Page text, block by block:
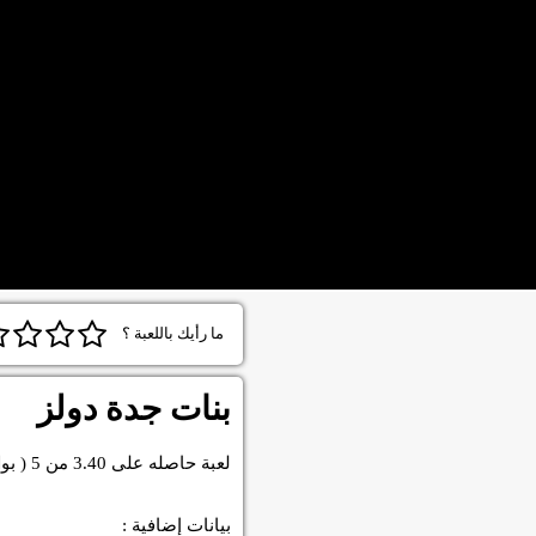
ما رأيك باللعبة ؟
بنات جدة دولز
لعبة حاصله على 3.40 من 5
(
بيانات إضافية :